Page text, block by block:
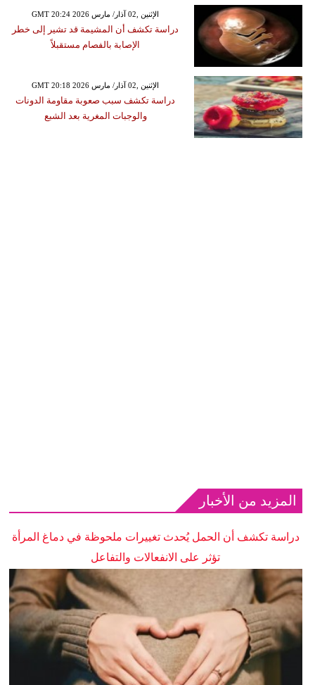
GMT 20:24 2026 الإثنين ,02 آذار/ مارس
دراسة تكشف أن المشيمة قد تشير إلى خطر
الإصابة بالفصام مستقبلاً
GMT 20:18 2026 الإثنين ,02 آذار/ مارس
دراسة تكشف سبب صعوبة مقاومة الدونات
والوجبات المغرية بعد الشبع
المزيد من الأخبار
دراسة تكشف أن الحمل يُحدث تغييرات ملحوظة في دماغ المرأة
تؤثر على الانفعالات والتفاعل